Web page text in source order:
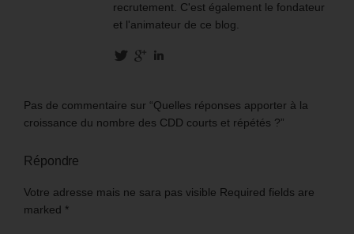
recrutement. C'est également le fondateur
et l'animateur de ce blog.
Pas de commentaire sur “Quelles réponses apporter à la
croissance du nombre des CDD courts et répétés ?”
Répondre
Votre adresse mais ne sara pas visible Required fields are
marked *